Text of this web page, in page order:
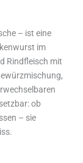
– ist eine
im
Rindfleisch mit
ob
– sie